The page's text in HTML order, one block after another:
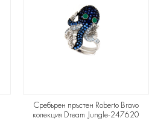
Сребърен пръстен Roberto Bravo
колекция Dream Jungle-247620